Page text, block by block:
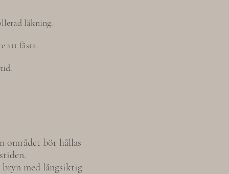
läkning.
att fästa.
området bör hållas
med långsiktig